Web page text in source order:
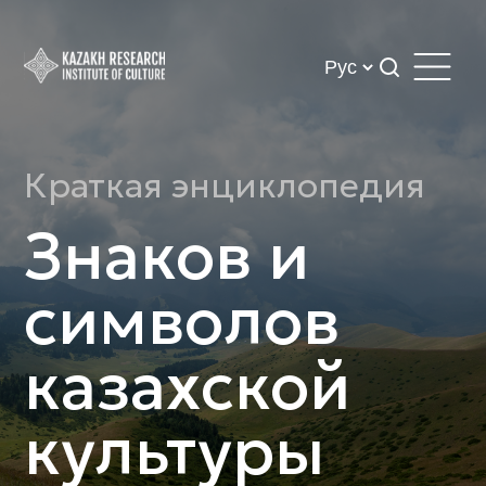
Краткая энциклопедия
Знаков и
символов
казахской
культуры